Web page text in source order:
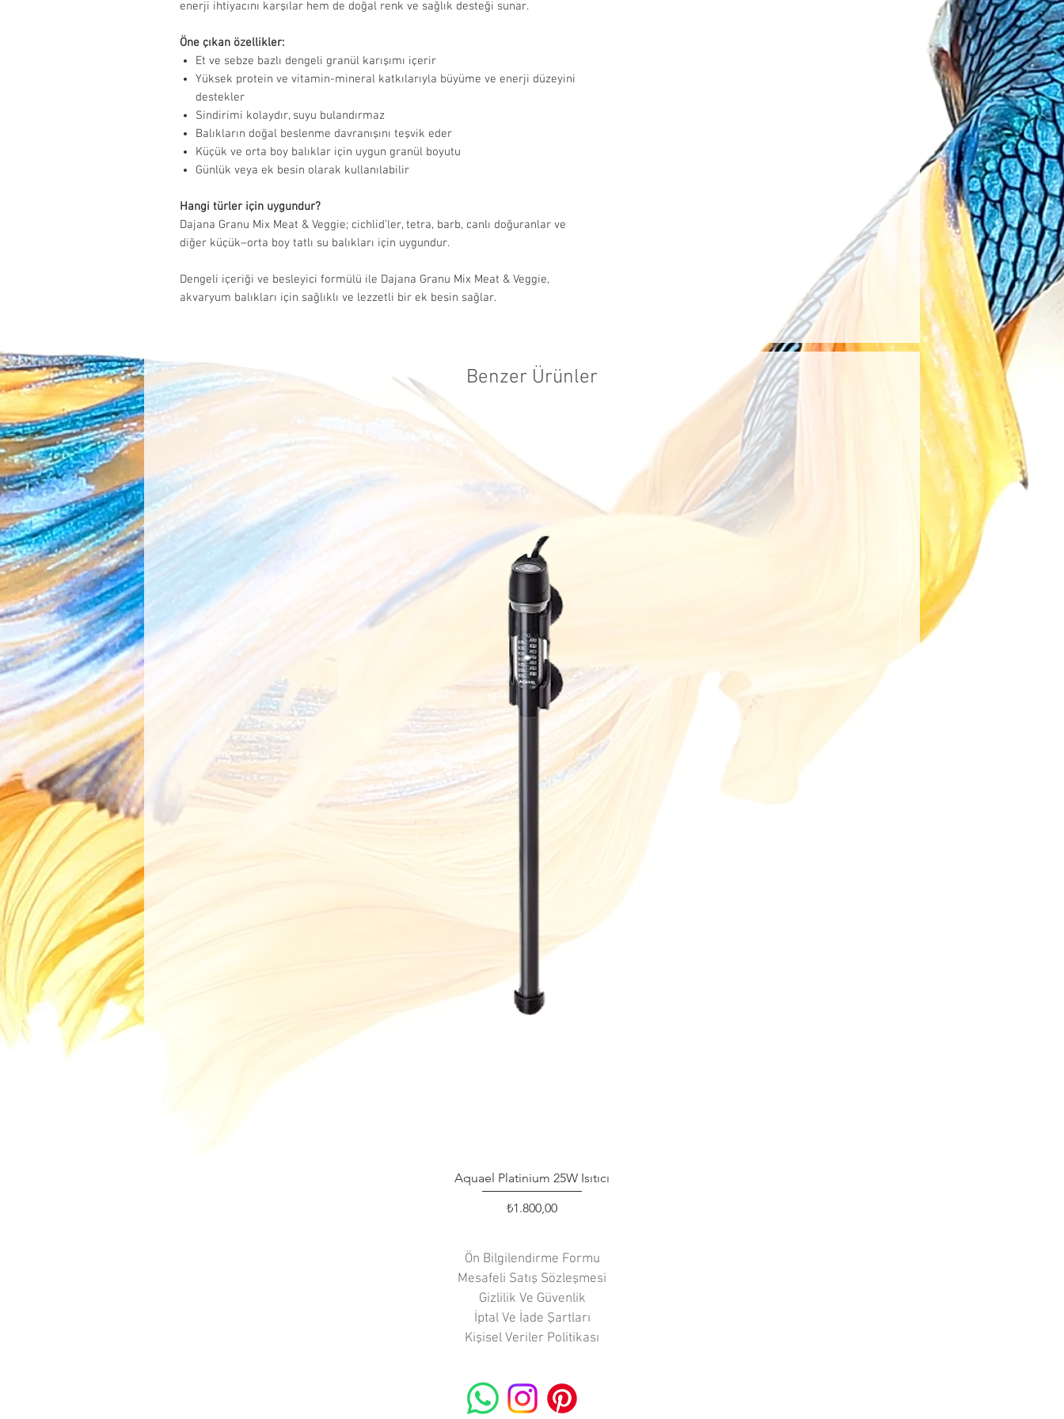
enerji ihtiyacını karşılar hem de doğal renk ve sağlık desteği sunar.
Öne çıkan özellikler:
Et ve sebze bazlı dengeli granül karışımı içerir
Yüksek protein ve vitamin-mineral katkılarıyla büyüme ve enerji düzeyini
destekler
Sindirimi kolaydır, suyu bulandırmaz
Balıkların doğal beslenme davranışını teşvik eder
Küçük ve orta boy balıklar için uygun granül boyutu
Günlük veya ek besin olarak kullanılabilir
Hangi türler için uygundur?
Dajana Granu Mix Meat & Veggie; cichlid’ler, tetra, barb, canlı doğuranlar ve
diğer küçük–orta boy tatlı su balıkları için uygundur.
Dengeli içeriği ve besleyici formülü ile Dajana Granu Mix Meat & Veggie,
akvaryum balıkları için sağlıklı ve lezzetli bir ek besin sağlar.
Onaylanan iadelerde, ürün tarafımıza
ulaştıktan sonra 14 gün içinde ödemeniz
işlendikten sonra kullanmış olduğunuz
ödeme yöntemine geri yapılacaktır.
Cayma hakkı kapsamında yapılan
iadelerde, satıcının belirttiği kargo
firmaları kullanıldığında kargo ücreti
tarafımızca karşılanır. Aksi takdirde, kargo
ücreti müşteriye aittir.
Benzer Ürünler
Hızlı Bakış
Aquael Platinium 25W Isıtıcı
Fiyat
₺1.800,00
Ön Bilgilendirme Formu
Mesafeli Satış Sözleşmesi
Gizlilik Ve Güvenlik
İptal Ve İade Şartları
Kişisel Veriler Politikası